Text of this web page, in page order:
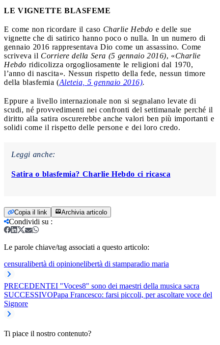
LE VIGNETTE BLASFEME
E come non ricordare il caso Charlie Hebdo e delle sue
vignette che di satirico hanno poco o nulla. In un numero di
gennaio 2016 rappresentava Dio come un assassino. Come
scriveva il Corriere della Sera (5 gennaio 2016), «Charlie
Hebdo ridicolizza orgogliosamente le religioni dal 1970,
l’anno di nascita». Nessun rispetto della fede, nessun timore
della blasfemia (Aleteia, 5 gennaio 2016).
Eppure a livello internazionale non si segnalano levate di
scudi, né provvedimenti nei confronti del settimanale perché il
diritto alla satira oscurerebbe anche valori ben più importanti e
solidi come il rispetto delle persone e dei loro credo.
Leggi anche:
Satira o blasfemia? Charlie Hebdo ci ricasca
Copia il link Archivia articolo
Condividi su :
Le parole chiave/tag associati a questo articolo:
censuralibertà di opinionelibertà di stamparadio maria
PRECEDENTEI "Voces8" sono dei maestri della musica sacra
SUCCESSIVOPapa Francesco: farsi piccoli, per ascoltare voce del
Signore
Ti piace il nostro contenuto?